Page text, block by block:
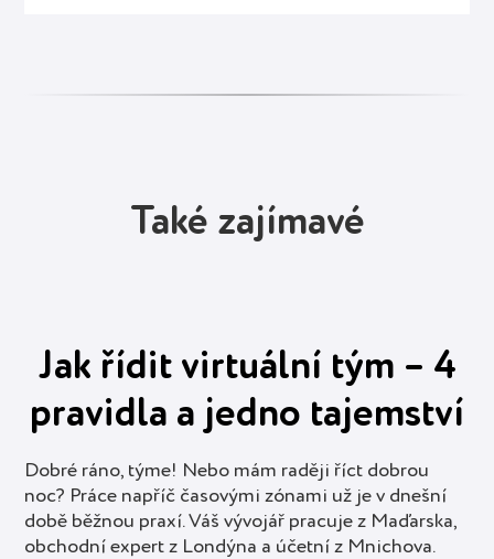
Také zajímavé
Jak řídit virtuální tým – 4
pravidla a jedno tajemství
Dobré ráno, týme! Nebo mám raději říct dobrou
noc? Práce napříč časovými zónami už je v dnešní
době běžnou praxí. Váš vývojář pracuje z Maďarska,
obchodní expert z Londýna a účetní z Mnichova.